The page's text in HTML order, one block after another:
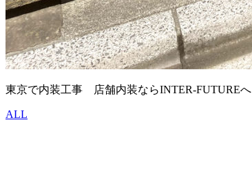
東京で内装工事 店舗内装ならINTER-FUTUREへ
ALL